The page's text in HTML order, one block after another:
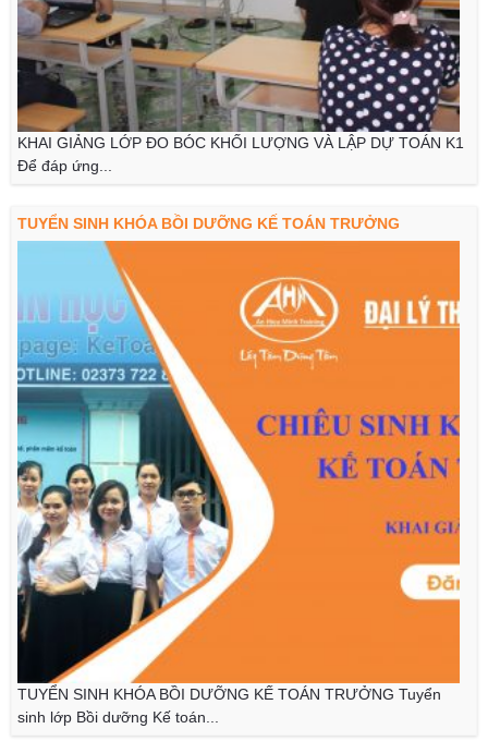
KHAI GIẢNG LỚP ĐO BÓC KHỐI LƯỢNG VÀ LẬP DỰ TOÁN K1
Để đáp ứng...
TUYỂN SINH KHÓA BỒI DƯỠNG KẾ TOÁN TRƯỞNG
TUYỂN SINH KHÓA BỒI DƯỠNG KẾ TOÁN TRƯỞNG Tuyển
sinh lớp Bồi dưỡng Kế toán...